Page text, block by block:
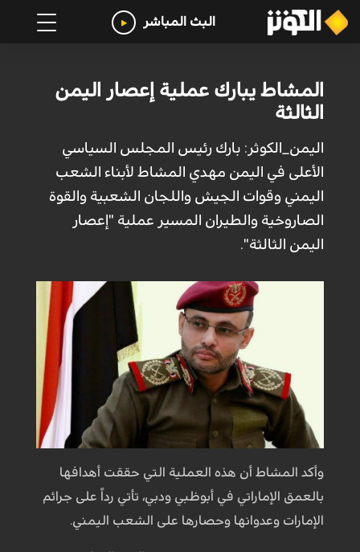
البث المباشر
المشاط يبارك عملية إعصار اليمن
الثالثة
اليمن_الكوثر: بارك رئيس المجلس السياسي
الأعلى في اليمن مهدي المشاط لأبناء الشعب
اليمني وقوات الجيش واللجان الشعبية والقوة
الصاروخية والطيران المسير عملية "إعصار
اليمن الثالثة".
وأكد المشاط أن هذه العملية التي حققت أهدافها
بالعمق الإماراتي في أبوظبي ودبي، تأتي رداً على جرائم
الإمارات وعدوانها وحصارها على الشعب اليمني.